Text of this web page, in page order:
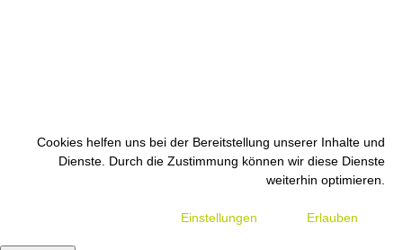
Cookies helfen uns bei der Bereitstellung unserer Inhalte und
Dienste. Durch die Zustimmung können wir diese Dienste
weiterhin optimieren.
Einstellungen Erlauben